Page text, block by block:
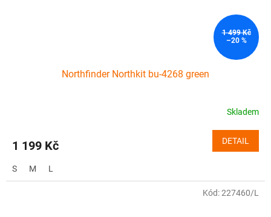
1 499 Kč
–20 %
Northfinder Northkit bu-4268 green
Skladem
1 199 Kč DETAIL
S M L
Kód:227460/L